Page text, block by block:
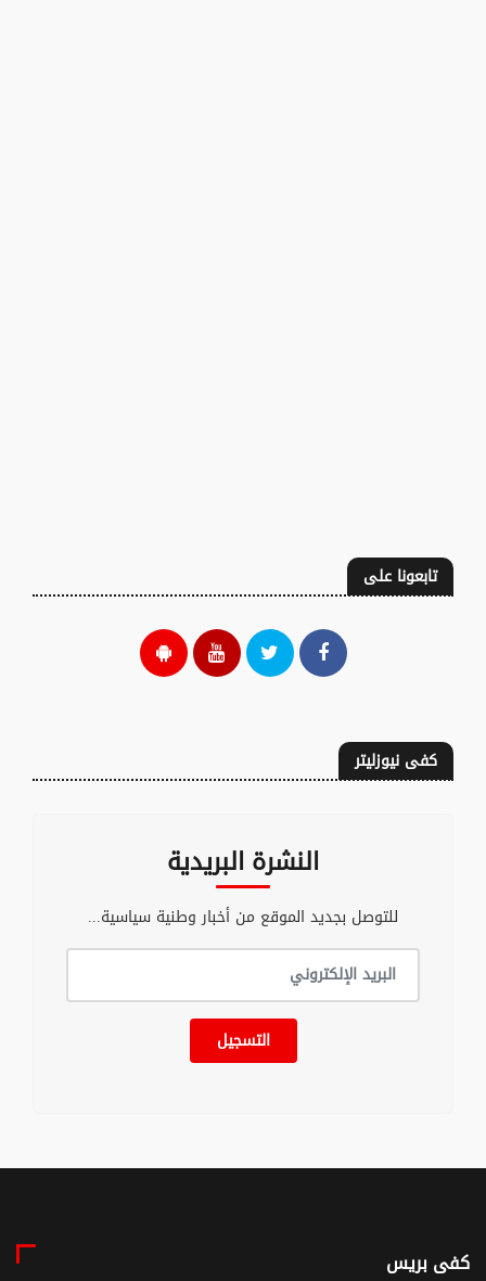
تابعونا على
كفى نيوزليتر
النشرة البريدية
للتوصل بجديد الموقع من أخبار وطنية سياسية...
التسجيل
كفى بريس